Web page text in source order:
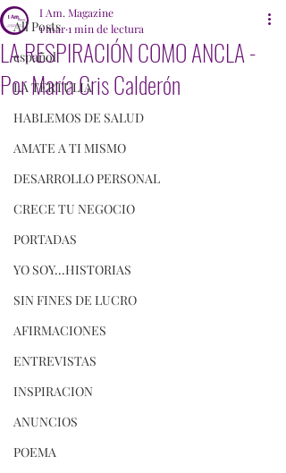
All Posts
español
LA TERTULIA
HABLEMOS DE SALUD
AMATE A TI MISMO
DESARROLLO PERSONAL
CRECE TU NEGOCIO
PORTADAS
YO SOY...HISTORIAS
SIN FINES DE LUCRO
AFIRMACIONES
ENTREVISTAS
INSPIRACION
ANUNCIOS
POEMA
LA RESPIRACIÓN COMO ANCLA -
Por María Cris Calderón
I Am. Magazine
1 mar1 min de lectura